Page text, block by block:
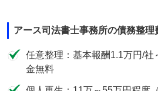
アース司法書士事務所の債務整理
任意整理：基本報酬1.1万円/社
金無料